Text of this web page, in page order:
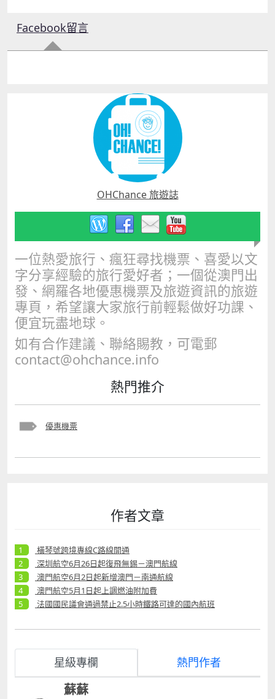
Facebook留言
OHChance 旅遊誌
一位熱愛旅行、瘋狂尋找機票、喜愛以文
字分享經驗的旅行愛好者；一個從澳門出
發、網羅各地優惠機票及旅遊資訊的旅遊
專頁，希望讓大家旅行前輕鬆做好功課、
便宜玩盡地球。
如有合作建議、聯絡賜教，可電郵
contact@ohchance.info
熱門推介
優惠機票
作者文章
橫琴號跨境專線C路線開通
深圳航空6月26日起復飛無錫－澳門航線
澳門航空6月2日起新增澳門－南通航線
澳門航空5月1日起上調燃油附加費
法國國民議會通過禁止2.5小時鐵路可達的國內航班
星級專欄 熱門作者
蘇蘇